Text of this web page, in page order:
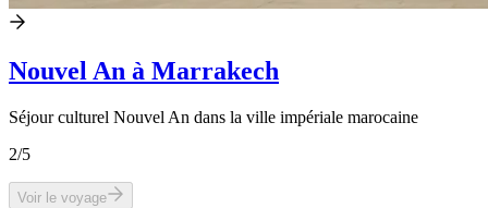
Nouvel An à Marrakech
Séjour culturel Nouvel An dans la ville impériale marocaine
2/5
Voir le voyage